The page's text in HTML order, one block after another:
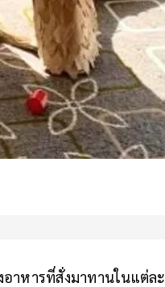
อาหารที่สั่งมาทานในแต่ละ